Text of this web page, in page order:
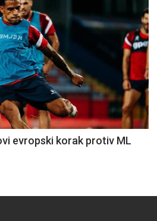
evropski korak protiv ML